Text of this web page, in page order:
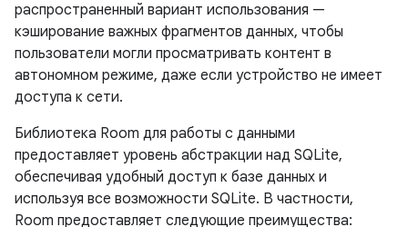
распространенный вариант использования —
кэширование важных фрагментов данных, чтобы
пользователи могли просматривать контент в
автономном режиме, даже если устройство не имеет
доступа к сети.
Библиотека Room для работы с данными
предоставляет уровень абстракции над SQLite,
обеспечивая удобный доступ к базе данных и
используя все возможности SQLite. В частности,
Room предоставляет следующие преимущества: